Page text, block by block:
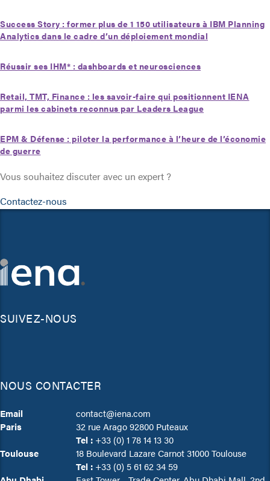
Success Story : former plus de 1 150 utilisateurs à IBM Planning
Analytics dans le cadre d’un déploiement mondial
Réussir ses IHM* : dashboards et neurosciences
Retail, TMT, Finance : les savoir-faire qui positionnent IENA
parmi les cabinets reconnus par Leaders League
EPM & Défense : piloter la performance à l’heure de l’économie
de guerre
Vous souhaitez discuter avec un expert ?
Contactez-nous
SUIVEZ-NOUS
NOUS CONTACTER
Email
contact@iena.com
Paris
32 rue Arago 92800 Puteaux
Tel : +33 (0) 1 78 14 13 30
Toulouse
18 Boulevard Lazare Carnot 31000 Toulouse
Tel : +33 (0) 5 61 62 34 59